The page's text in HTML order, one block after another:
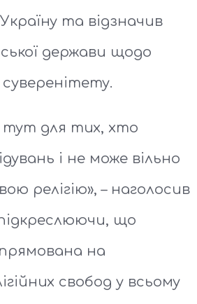
та відзначив
держави щодо
тут для тих, хто
і не може вільно
релігію», – наголосив
що
на
свобод у всьому